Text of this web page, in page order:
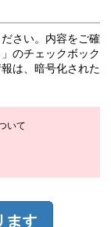
さい。内容をご確
のチェックボック
は、暗号化された
いて